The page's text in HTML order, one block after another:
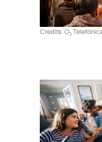
Credits: O2